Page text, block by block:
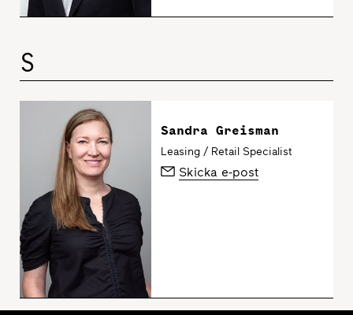
S
Sandra Greisman
Leasing / Retail Specialist
Skicka e-post